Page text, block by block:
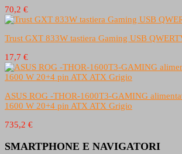
70,2 €
Trust GXT 833W tastiera Gaming USB
17,7 €
ASUS ROG -THOR-1600T3-GAMING
1600 W 20+4 pin ATX ATX Grigio
735,2 €
SMARTPHONE E NAVIGATORI